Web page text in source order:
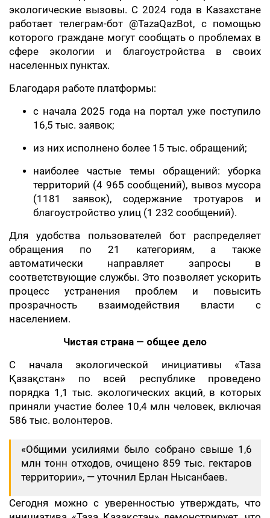
экологические вызовы. С 2024 года в Казахстане
работает телеграм-бот @TazaQazBot, с помощью
которого граждане могут сообщать о проблемах в
сфере экологии и благоустройства в своих
населенных пунктах.
Благодаря работе платформы:
с начала 2025 года на портал уже поступило
16,5 тыс. заявок;
из них исполнено более 15 тыс. обращений;
наиболее частые темы обращений: уборка
территорий (4 965 сообщений), вывоз мусора
(1181 заявок), содержание тротуаров и
благоустройство улиц (1 232 сообщений).
Для удобства пользователей бот распределяет
обращения по 21 категориям, а также
автоматически направляет запросы в
соответствующие службы. Это позволяет ускорить
процесс устранения проблем и повысить
прозрачность взаимодействия власти с
населением.
Чистая страна — общее дело
С начала экологической инициативы «Таза
Қазақстан» по всей республике проведено
порядка 1,1 тыс. экологических акций, в которых
приняли участие более 10,4 млн человек, включая
586 тыс. волонтеров.
«Общими усилиями было собрано свыше 1,6
млн тонн отходов, очищено 859 тыс. гектаров
территории», — уточнил Ерлан Нысанбаев.
Сегодня можно с уверенностью утверждать, что